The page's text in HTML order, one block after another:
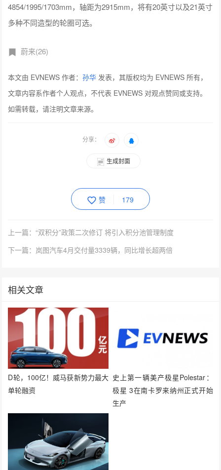
4854/1995/1703mm，轴距为2915mm，将有20英寸以及21英寸
多种不同造型的轮圈可选。
蔚来(26)
本文由 EVNEWS 作者：孙华 发表，其版权均为 EVNEWS 所有，
文章内容系作者个人观点，不代表 EVNEWS 对观点赞同或支持。
如需转载，请注明文章来源。
分享：
生成封面
赞 179
上一篇：“双积分”政策二次修订 将引入积分池管理制度
下一篇：岚图汽车4月交付量3339辆，同比增长超两倍
相关文章
D轮，100亿！威马获新势力最大
单轮融资
史上第一辆美产极星Polestar：
极星 3在南卡罗来纳州正式开始
生产